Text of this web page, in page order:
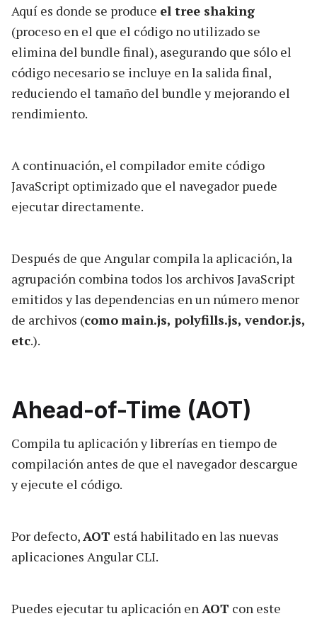
Aquí es donde se produce el tree shaking
(proceso en el que el código no utilizado se
elimina del bundle final), asegurando que sólo el
código necesario se incluye en la salida final,
reduciendo el tamaño del bundle y mejorando el
rendimiento.
A continuación, el compilador emite código
JavaScript optimizado que el navegador puede
ejecutar directamente.
Después de que Angular compila la aplicación, la
agrupación combina todos los archivos JavaScript
emitidos y las dependencias en un número menor
de archivos (comomain.js, polyfills.js, vendor.js,
etc.).
Ahead-of-Time (AOT)
Compila tu aplicación y librerías en tiempo de
compilación antes de que el navegador descargue
y ejecute el código.
Por defecto,AOT está habilitado en las nuevas
aplicaciones Angular CLI.
Puedes ejecutar tu aplicación enAOT con este